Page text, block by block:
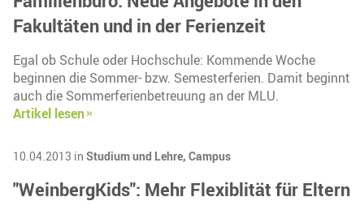
Fakultäten und in der Ferienzeit
Egal ob Schule oder Hochschule: Kommende Woche
beginnen die Sommer- bzw. Semesterferien. Damit beginnt
auch die Sommerferienbetreuung an der MLU.
Artikel lesen
10.04.2013 in Studium und Lehre, Campus
"WeinbergKids": Mehr Flexiblität für Eltern